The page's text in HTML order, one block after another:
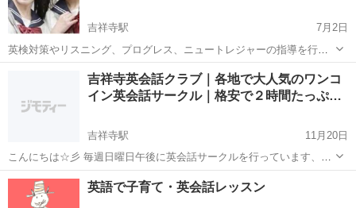
吉祥寺駅
7月2日
英検対策やリスニング、プログレス、ニュートレジャーの指導を行う
英語専門塾です。小学生から中学生、高校生、私立中高一貫校生ま
で。学校対策から入試対策、英検対策まで、英語とのことなら全てお
武蔵野市 吉祥寺駅 英検 小学生
吉祥寺英会話クラブ｜各地で大人気のワンコ
イン英会話サークル｜格安で２時間たっぷ…
吉祥寺駅
11月20日
こんにちは☆彡 毎週日曜日午後に英会話サークルを行っています、吉
祥寺英会話クラブです 毎週日曜の午後に14:00-15:50で開催しておりま
す。 どなたでも気軽に参加できます。 毎回、様々な職業の人たち...
東京 武蔵野市 吉祥寺駅 英会話
英語で子育て・英会話レッスン